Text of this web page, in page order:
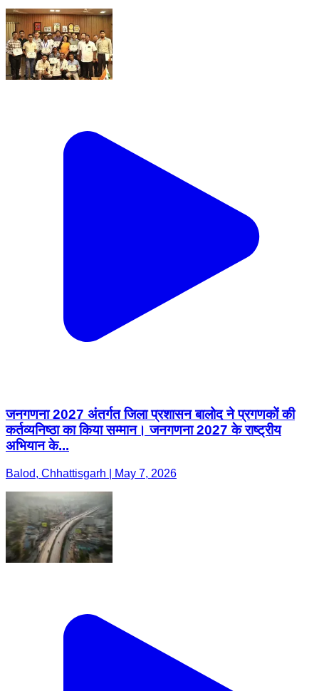
जनगणना 2027 अंतर्गत जिला प्रशासन बालोद ने प्रगणकों की
कर्तव्यनिष्ठा का किया सम्मान। जनगणना 2027 के राष्ट्रीय
अभियान के...
Balod, Chhattisgarh | May 7, 2026